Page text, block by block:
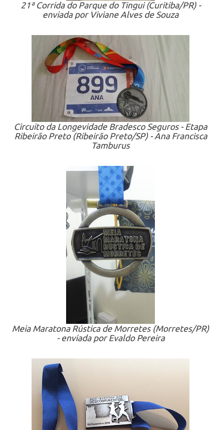
21ª Corrida do Parque do Tingui (Curitiba/PR) -
enviada por Viviane Alves de Souza
Circuito da Longevidade Bradesco Seguros - Etapa
Ribeirão Preto (Ribeirão Preto/SP) - Ana Francisca
Tamburus
Meia Maratona Rústica de Morretes (Morretes/PR)
- enviada por Evaldo Pereira